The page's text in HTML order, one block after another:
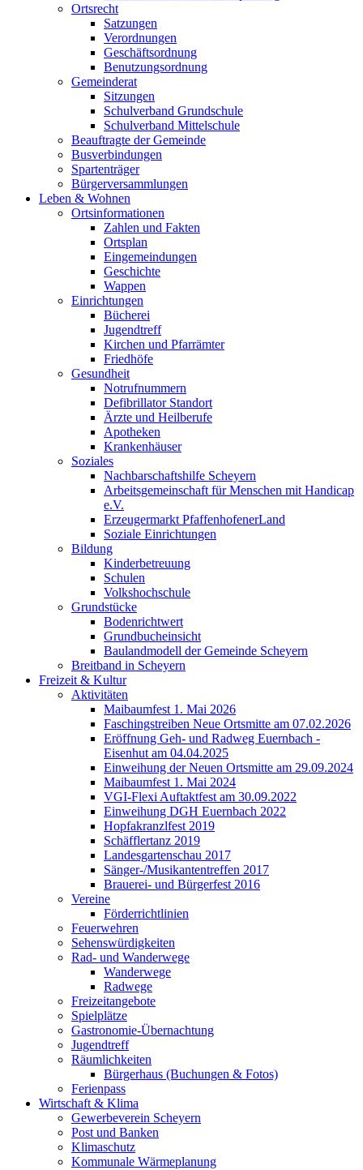
Ortsrecht
Satzungen
Verordnungen
Geschäftsordnung
Benutzungsordnung
Gemeinderat
Sitzungen
Schulverband Grundschule
Schulverband Mittelschule
Beauftragte der Gemeinde
Busverbindungen
Spartenträger
Bürgerversammlungen
Leben & Wohnen
Ortsinformationen
Zahlen und Fakten
Ortsplan
Eingemeindungen
Geschichte
Wappen
Einrichtungen
Bücherei
Jugendtreff
Kirchen und Pfarrämter
Friedhöfe
Gesundheit
Notrufnummern
Defibrillator Standort
Ärzte und Heilberufe
Apotheken
Krankenhäuser
Soziales
Nachbarschaftshilfe Scheyern
Arbeitsgemeinschaft für Menschen mit Handicap
e.V.
Erzeugermarkt PfaffenhofenerLand
Soziale Einrichtungen
Bildung
Kinderbetreuung
Schulen
Volkshochschule
Grundstücke
Bodenrichtwert
Grundbucheinsicht
Baulandmodell der Gemeinde Scheyern
Breitband in Scheyern
Freizeit & Kultur
Aktivitäten
Maibaumfest 1. Mai 2026
Faschingstreiben Neue Ortsmitte am 07.02.2026
Eröffnung Geh- und Radweg Euernbach -
Eisenhut am 04.04.2025
Einweihung der Neuen Ortsmitte am 29.09.2024
Maibaumfest 1. Mai 2024
VGI-Flexi Auftaktfest am 30.09.2022
Einweihung DGH Euernbach 2022
Hopfakranzlfest 2019
Schäfflertanz 2019
Landesgartenschau 2017
Sänger-/Musikantentreffen 2017
Brauerei- und Bürgerfest 2016
Vereine
Förderrichtlinien
Feuerwehren
Sehenswürdigkeiten
Rad- und Wanderwege
Wanderwege
Radwege
Freizeitangebote
Spielplätze
Gastronomie-Übernachtung
Jugendtreff
Räumlichkeiten
Bürgerhaus (Buchungen & Fotos)
Ferienpass
Wirtschaft & Klima
Gewerbeverein Scheyern
Post und Banken
Klimaschutz
Kommunale Wärmeplanung